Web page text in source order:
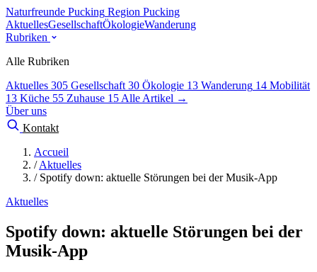
Naturfreunde Pucking Region Pucking
AktuellesGesellschaftÖkologieWanderung
Rubriken
Alle Rubriken
Aktuelles 305 Gesellschaft 30 Ökologie 13 Wanderung 14 Mobilität
13 Küche 55 Zuhause 15 Alle Artikel →
Über uns
Kontakt
Accueil
/ Aktuelles
/ Spotify down: aktuelle Störungen bei der Musik-App
Aktuelles
Spotify down: aktuelle Störungen bei der
Musik-App